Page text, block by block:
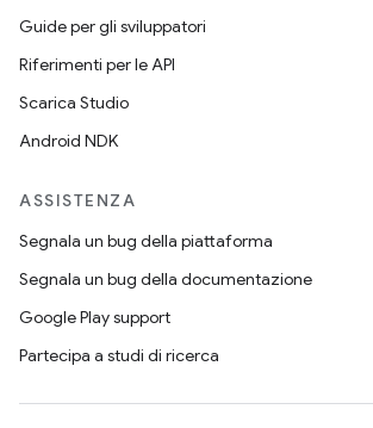
Guide per gli sviluppatori
Riferimenti per le API
Scarica Studio
Android NDK
ASSISTENZA
Segnala un bug della piattaforma
Segnala un bug della documentazione
Google Play support
Partecipa a studi di ricerca